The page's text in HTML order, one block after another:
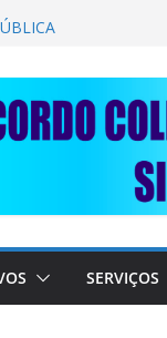
SECAR SUA
em
A SABESP! 🚨
RAIMUNDO DA
SERVIÇOS